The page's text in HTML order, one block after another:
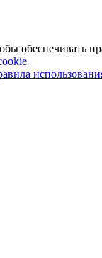
обеспечивать